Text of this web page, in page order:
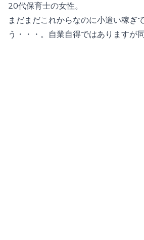
20代保育士の女性。
まだまだこれからなのに小遣い稼ぎ
う・・・。自業自得ではありますが